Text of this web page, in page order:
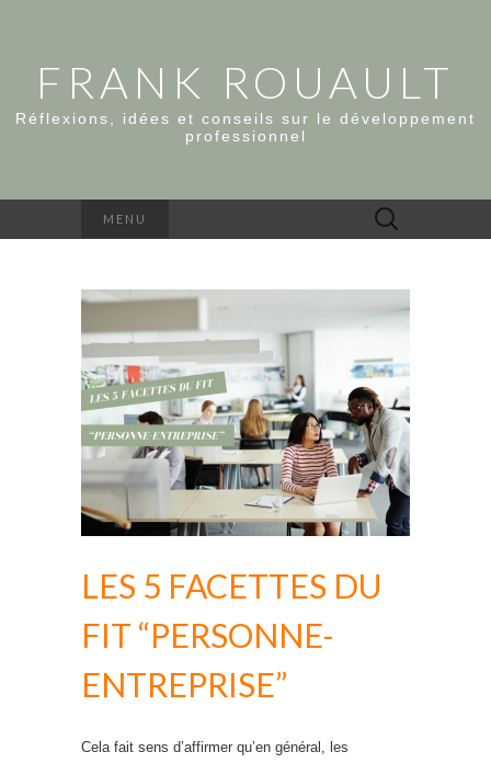
FRANK ROUAULT
Réflexions, idées et conseils sur le développement
professionnel
MENU Rechercher :
LES 5 FACETTES DU
FIT “PERSONNE-
ENTREPRISE”
Cela fait sens d’affirmer qu’en général, les